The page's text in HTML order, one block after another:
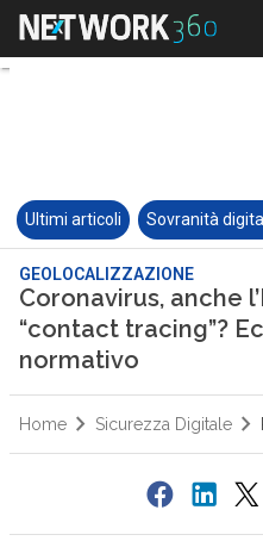
Ultimi articoli Sovranità
GEOLOCALIZZAZIONE
Coronavirus, anche
“contact tracing”?
normativo
Home Sicurezza Digitale